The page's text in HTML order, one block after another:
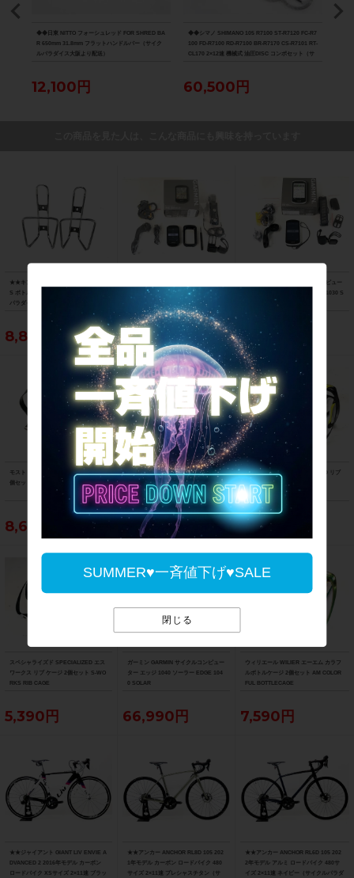
SUMMER♥一斉値下げ♥SALE
閉じる
◆◆日東 NITTO フォーシュレッド FOR SHRED BA
R 650mm 31.8mm フラットハンドルバー（サイク
ルパラダイス大阪より配送）
12,100円
◆◆シマノ SHIMANO 105 R7100 ST-R7120 FC-R7
100 FD-R7100 RD-R7100 BR-R7170 CS-R7101 RT-
CL170 2×12速 機械式 油圧DISC コンポセット（サ
60,500円
★★キングケージ KING CAGE USA S
S ボトルケージ 2個セット（サイクル
パラダイス山口より配送)
8,800円
ター エッジ 830 セット EDGE 830 SE
27,390円
ガーミン GARMIN サイクルコンピュー
ター エッジ 1030 セット EDGE 1030 S
28,490円
モスト MOST カーボンボトルケージ 2
個セット CARBON BOTTLE CAGE
8,690円
ゼファール ZEFAL カーボンボトルケー
ジ 2個セット PULSE
5,390円
スペシャライズド SPECIALIZED リブ
ケージ 2個セット RIB CAGE
6,490円
スペシャライズド SPECIALIZED エス
ワークス リブ ケージ 2個セット S-WO
RKS RIB CAGE
5,390円
ガーミン GARMIN サイクルコンピュー
ター エッジ 1040 ソーラー EDGE 104
0 SOLAR
66,990円
ウィリエール WILIER エーエム カラフ
ルボトルケージ 2個セット AM COLOR
FUL BOTTLECAGE
7,590円
★★ジャイアント GIANT LIV ENVIE A
DVANCED 2 2016年モデル カーボン
ロードバイク XSサイズ 2×11速 ブラッ
★★アンカー ANCHOR RL8D 105 202
1年モデル カーボン ロードバイク 480
サイズ 2×11速 プレシャスチタン（サ
★★アンカー ANCHOR RL6D 105 202
2年モデル アルミ ロードバイク 480サ
イズ 2×11速 ネイビー（サイクルパラダ